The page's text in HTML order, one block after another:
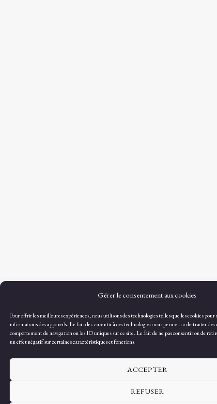
Gérer le consentement aux cookies
Pour offrir les meilleures expériences, nous utilisons des technologies telles que les cookies
informations des appareils. Le fait de consentir à ces technologies nous permettra de traiter des
comportement de navigation ou les ID uniques sur ce site. Le fait de ne pas consentir ou de
un effet négatif sur certaines caractéristiques et fonctions.
ACCEPTER
REFUSER